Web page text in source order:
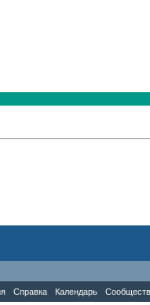
Справка Календарь